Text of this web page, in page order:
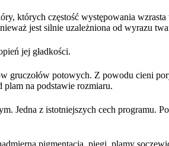
których częstość występowania
jest silnie uzależniona od wyrazu
jej gładkości.
gruczołów potowych. Z powodu cieni
plam na podstawie rozmiaru.
Jedna z istotniejszych cech programu.
pigmentacja, piegi, plamy